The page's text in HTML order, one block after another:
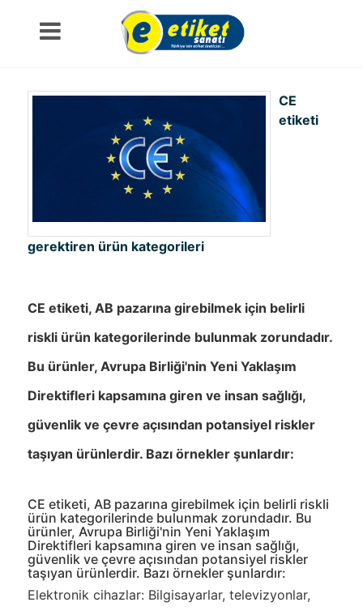
CE
etiketi
gerektiren ürün kategorileri
CE etiketi, AB pazarına girebilmek için belirli
riskli ürün kategorilerinde bulunmak zorundadır.
Bu ürünler, Avrupa Birliği'nin Yeni Yaklaşım
Direktifleri kapsamına giren ve insan sağlığı,
güvenlik ve çevre açısından potansiyel riskler
taşıyan ürünlerdir. Bazı örnekler şunlardır:
CE etiketi, AB pazarına girebilmek için belirli riskli
ürün kategorilerinde bulunmak zorundadır. Bu
ürünler, Avrupa Birliği'nin Yeni Yaklaşım
Direktifleri kapsamına giren ve insan sağlığı,
güvenlik ve çevre açısından potansiyel riskler
taşıyan ürünlerdir. Bazı örnekler şunlardır:
Elektronik cihazlar: Bilgisayarlar, televizyonlar,